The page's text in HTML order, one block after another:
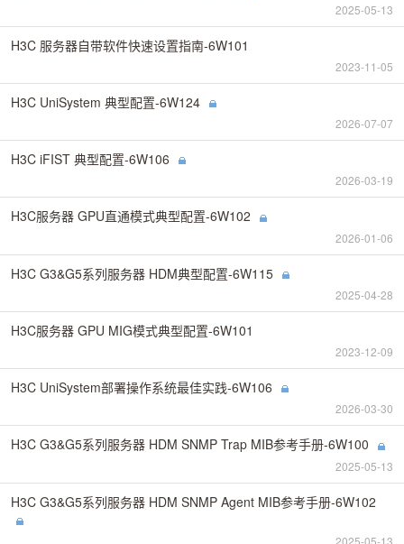
2025-05-13
H3C 服务器自带软件快速设置指南-6W101
2023-11-05
H3C UniSystem 典型配置-6W124
2026-07-07
H3C iFIST 典型配置-6W106
2026-03-19
H3C服务器 GPU直通模式典型配置-6W102
2026-01-06
H3C G3&G5系列服务器 HDM典型配置-6W115
2025-04-28
H3C服务器 GPU MIG模式典型配置-6W101
2023-12-09
H3C UniSystem部署操作系统最佳实践-6W106
2026-03-30
H3C G3&G5系列服务器 HDM SNMP Trap MIB参考手册-6W100
2025-05-13
H3C G3&G5系列服务器 HDM SNMP Agent MIB参考手册-6W102